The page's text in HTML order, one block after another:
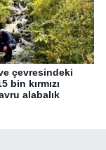
çevresindeki
bin kırmızı
alabalık